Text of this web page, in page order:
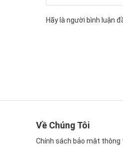
Công nghệ AI
Hãy là người bình luận
Về Chúng Tôi
Chính sách bảo mật thông